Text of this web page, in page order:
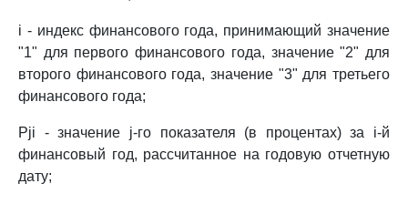
i - индекс финансового года, принимающий значение
"1" для первого финансового года, значение "2" для
второго финансового года, значение "3" для третьего
финансового года;
Pji - значение j-го показателя (в процентах) за i-й
финансовый год, рассчитанное на годовую отчетную
дату;